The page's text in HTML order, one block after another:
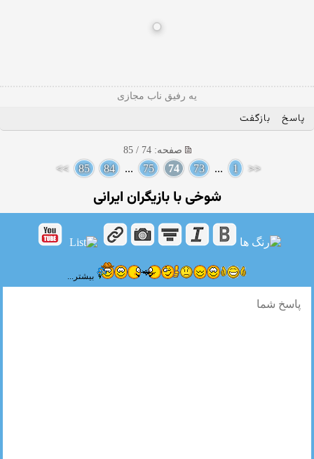
یه رفیق ناب مجازی
پاسخ بازگفت
صفحه: 74 / 85
<<
1
...
73
74
75
...
84
85
>>
شوخی با بازیگران ایرانی
بیشتر...